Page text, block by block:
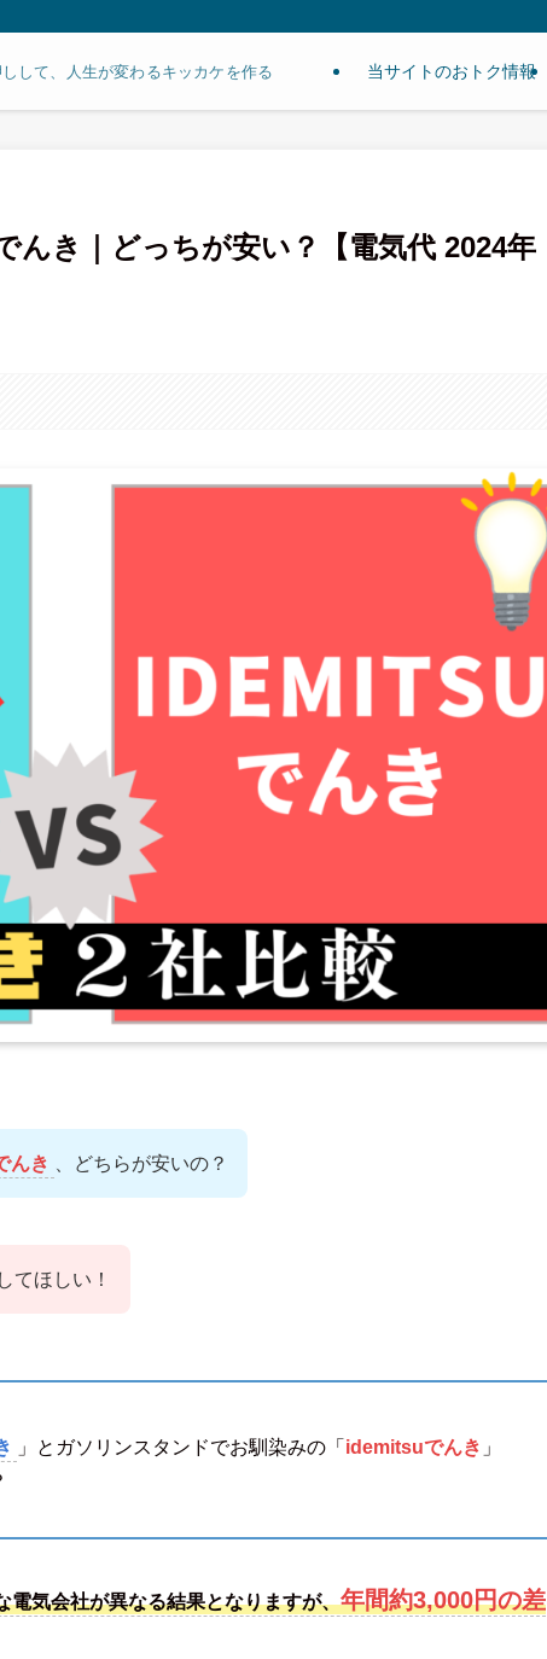
して、人生が変わるキッカケを作る 当サイトのおトク情報
き｜どっちが安い？【電気代 2024年
んき 、どちらが安いの？
てほしい！
」とガソリンスタンドでお馴染みの「 idemitsuでんき 」
電気会社が異なる結果となりますが、年間約3,000円の差